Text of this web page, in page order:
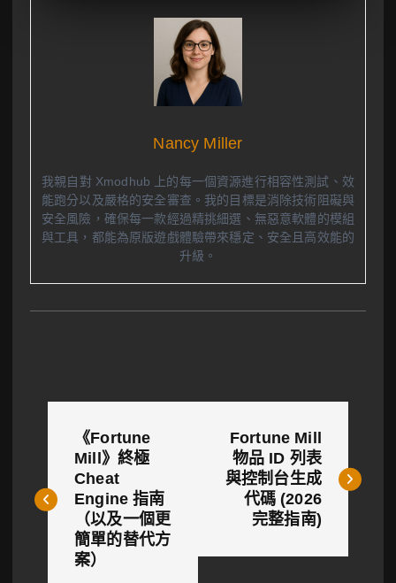
Nancy Miller
我親自對 Xmodhub 上的每一個資源進行相容性測試、效
能跑分以及嚴格的安全審查。我的目標是消除技術阻礙與
安全風險，確保每一款經過精挑細選、無惡意軟體的模組
與工具，都能為原版遊戲體驗帶來穩定、安全且高效能的
升級。
導
《Fortune
Mill》終極
Cheat
Engine 指南
（以及一個更
簡單的替代方
案）
Fortune Mill
物品 ID 列表
與控制台生成
代碼 (2026
完整指南)